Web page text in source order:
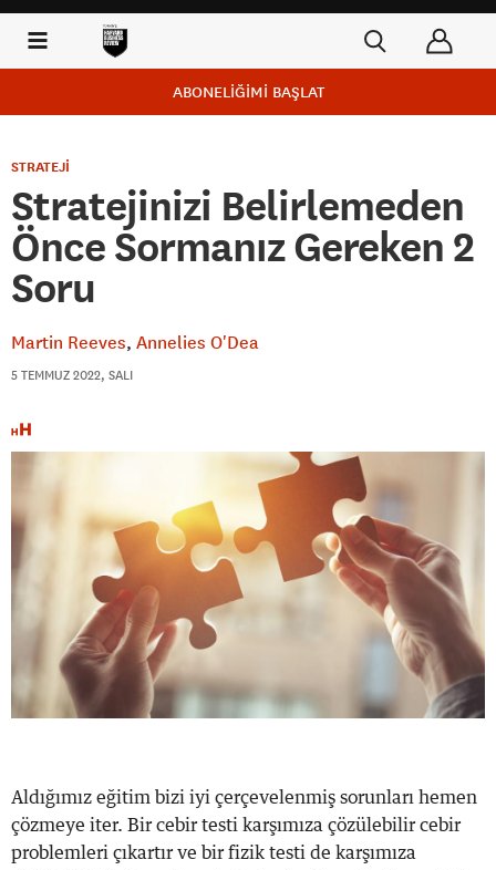
ABONELİĞİMİ BAŞLAT
STRATEJİ
Stratejinizi Belirlemeden
Önce Sormanız Gereken 2
Soru
Martin Reeves Annelies O'Dea
5 TEMMUZ 2022, SALI
Aldığımız eğitim bizi iyi çerçevelenmiş sorunları hemen
çözmeye iter. Bir cebir testi karşımıza çözülebilir cebir
problemleri çıkartır ve bir fizik testi de karşımıza